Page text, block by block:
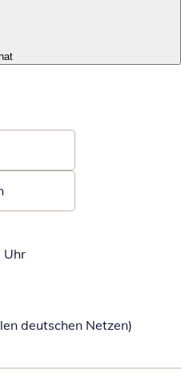
Uhr
deutschen Netzen)